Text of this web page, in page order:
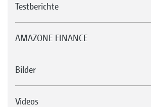
Testberichte
AMAZONE FINANCE
Bilder
Videos